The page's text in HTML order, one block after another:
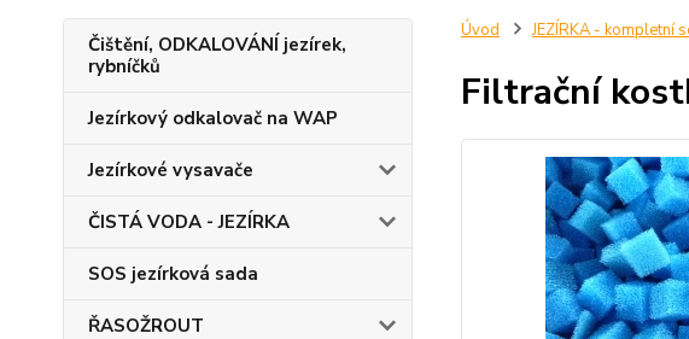
Čištění, ODKALOVÁNÍ jezírek,
rybníčků
Jezírkový odkalovač na WAP
Jezírkové vysavače
ČISTÁ VODA - JEZÍRKA
SOS jezírková sada
ŘASOŽROUT
Úvod JEZÍRKA - kompletní
Filtrační